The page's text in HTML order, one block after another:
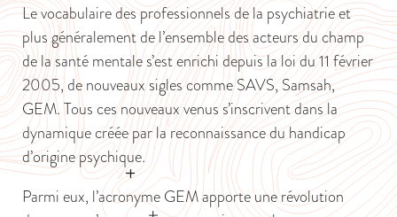
Le vocabulaire des professionnels de la psychiatrie et
plus généralement de l’ensemble des acteurs du champ
de la santé mentale s’est enrichi depuis la loi du 11 février
2005, de nouveaux sigles comme SAVS, Samsah,
GEM. Tous ces nouveaux venus s’inscrivent dans la
dynamique créée par la reconnaissance du handicap
d’origine psychique.
Parmi eux, l’acronyme GEM apporte une révolution